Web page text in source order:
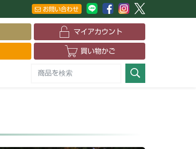
お問い合わせ
マイアカウント
買い物かご